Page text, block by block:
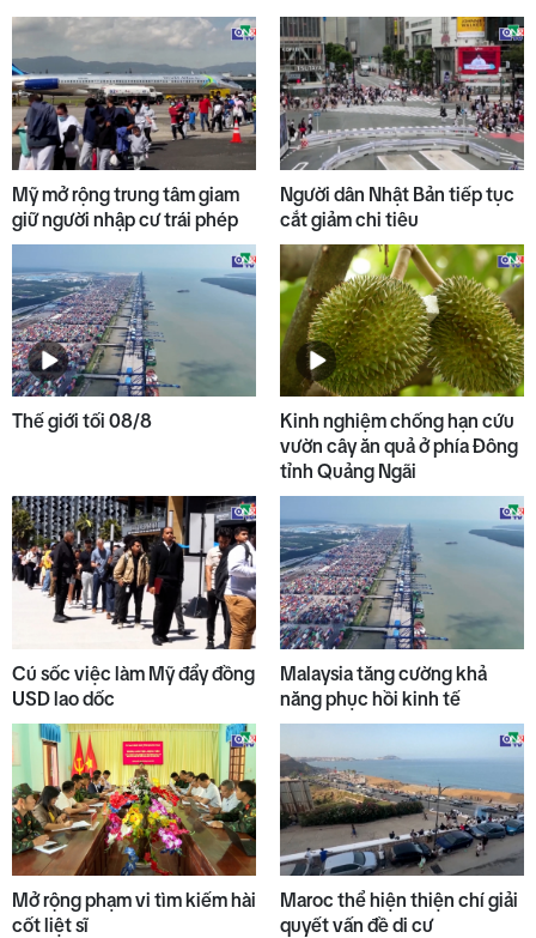
Mỹ mở rộng trung tâm giam
giữ người nhập cư trái phép
Người dân Nhật Bản tiếp tục
cắt giảm chi tiêu
Thế giới tối 08/8
Kinh nghiệm chống hạn cứu
vườn cây ăn quả ở phía Đông
tỉnh Quảng Ngãi
Cú sốc việc làm Mỹ đẩy đồng
USD lao dốc
Malaysia tăng cường khả
năng phục hồi kinh tế
Mở rộng phạm vi tìm kiếm hài
cốt liệt sĩ
Maroc thể hiện thiện chí giải
quyết vấn đề di cư